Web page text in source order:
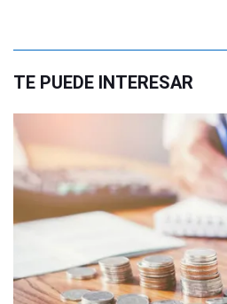
TE PUEDE INTERESAR